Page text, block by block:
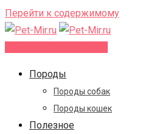
Перейти к содержимому
Породы
Породы собак
Породы кошек
Полезное